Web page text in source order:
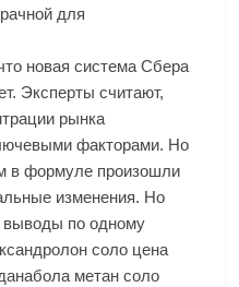
для
новая система Сбера
Эксперты считают,
рынка
факторами. Но
в формуле произошли
изменения. Но
выводы по одному
соло цена
метан соло